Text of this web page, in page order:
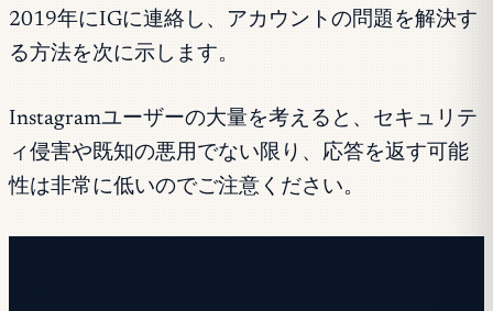
2019年にIGに連絡し、アカウントの問題を解決す
る方法を次に示します。
Instagramユーザーの大量を考えると、セキュリテ
ィ侵害や既知の悪用でない限り、応答を返す可能
性は非常に低いのでご注意ください。